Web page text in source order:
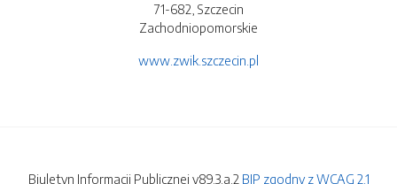
71-682, Szczecin
Zachodniopomorskie
www.zwik.szczecin.pl
Biuletyn Informacji Publicznej v89.3.a.2 BIP zgodny z WCAG 2.1